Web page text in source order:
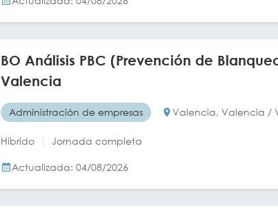
BO Análisis PBC (Prevención de
Valencia
Administración de empresas Valencia, Valencia /
Híbrido Jornada completa
Actualizada: 04/08/2026